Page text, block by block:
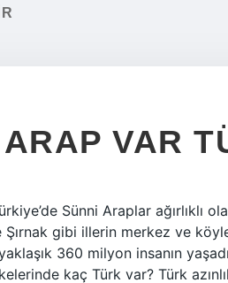
VAR
Sünni Araplar ağırlıklı
gibi illerin merkez ve
360 milyon insanın
kaç Türk var? Türk